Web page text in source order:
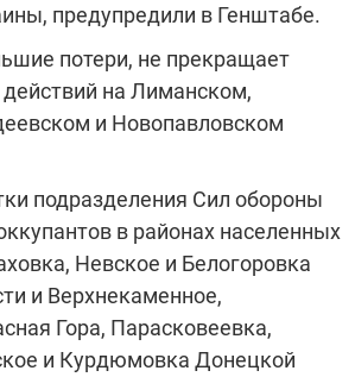
предупредили в Генштабе.
потери, не прекращает
на Лиманском,
и Новопавловском
подразделения Сил обороны
в районах населенных
Невское и Белогоровка
и Верхнекаменное,
Гора, Парасковеевка,
и Курдюмовка Донецкой